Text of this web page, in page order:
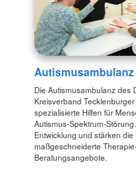
Autismusambulanz
Die Autismusambulanz des
Kreisverband
spezialisierte Hilfen für
Autismus-Spektrum-
Entwicklung und stärken
maßgeschneiderte
Beratungsangebote.